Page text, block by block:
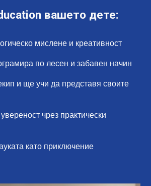
вашето дете:
мислене и креативност
по лесен и забавен начин
и ще учи да представя своите
чрез практически
като приключение